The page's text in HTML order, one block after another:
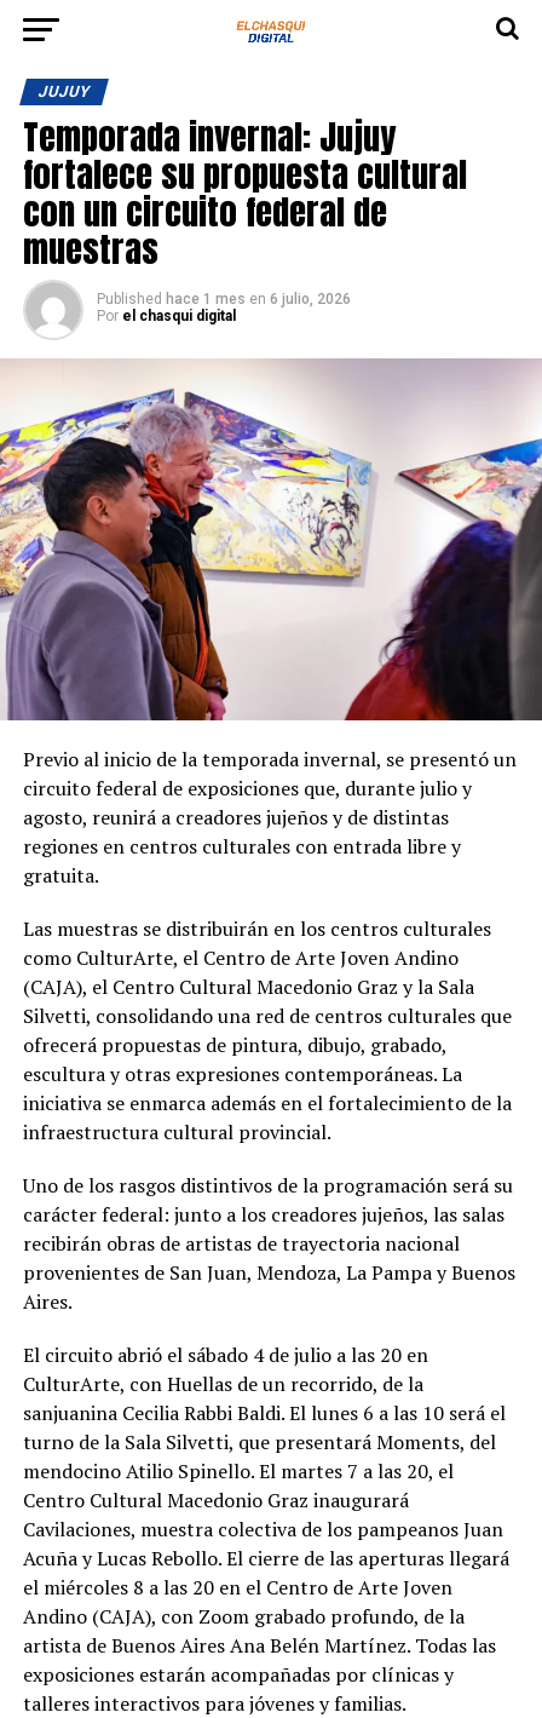
JUJUY
Temporada invernal: Jujuy
fortalece su propuesta cultural
con un circuito federal de
muestras
Published hace 1 mes en 6 julio, 2026
Por el chasqui digital
Previo al inicio de la temporada invernal, se presentó un
circuito federal de exposiciones que, durante julio y
agosto, reunirá a creadores jujeños y de distintas
regiones en centros culturales con entrada libre y
gratuita.
Las muestras se distribuirán en los centros culturales
como CulturArte, el Centro de Arte Joven Andino
(CAJA), el Centro Cultural Macedonio Graz y la Sala
Silvetti, consolidando una red de centros culturales que
ofrecerá propuestas de pintura, dibujo, grabado,
escultura y otras expresiones contemporáneas. La
iniciativa se enmarca además en el fortalecimiento de la
infraestructura cultural provincial.
Uno de los rasgos distintivos de la programación será su
carácter federal: junto a los creadores jujeños, las salas
recibirán obras de artistas de trayectoria nacional
provenientes de San Juan, Mendoza, La Pampa y Buenos
Aires.
El circuito abrió el sábado 4 de julio a las 20 en
CulturArte, con Huellas de un recorrido, de la
sanjuanina Cecilia Rabbi Baldi. El lunes 6 a las 10 será el
turno de la Sala Silvetti, que presentará Moments, del
mendocino Atilio Spinello. El martes 7 a las 20, el
Centro Cultural Macedonio Graz inaugurará
Cavilaciones, muestra colectiva de los pampeanos Juan
Acuña y Lucas Rebollo. El cierre de las aperturas llegará
el miércoles 8 a las 20 en el Centro de Arte Joven
Andino (CAJA), con Zoom grabado profundo, de la
artista de Buenos Aires Ana Belén Martínez. Todas las
exposiciones estarán acompañadas por clínicas y
talleres interactivos para jóvenes y familias.